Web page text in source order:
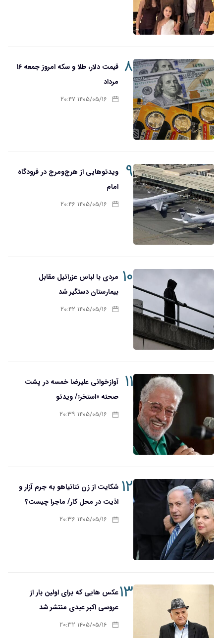
۸
قیمت دلار، طلا و سکه امروز جمعه ۱۶
مرداد
۱۴۰۵/۰۵/۱۶ ۲۰:۴۷
۹
ویدئوهایی از هرج‌ومرج در فرودگاه
امام
۱۴۰۵/۰۵/۱۶ ۲۰:۴۶
۱۰
مردی با لباس عزرائیل مقابل
بیمارستان دستگیر شد
۱۴۰۵/۰۵/۱۶ ۲۰:۴۲
۱۱
آوازخوانی علیرضا خمسه در پشت
صحنه «استخر»/ ویدئو
۱۴۰۵/۰۵/۱۶ ۲۰:۳۹
۱۲شکایت از زن نتانیاهو به جرم آزار و
اذیت در محل کار/ ماجرا چیست؟
۱۴۰۵/۰۵/۱۶ ۲۰:۳۶
۱۳ عکس هایی که برای اولین بار از
عروسی اکبر عبدی منتشر شد
۱۴۰۵/۰۵/۱۶ ۲۰:۳۲